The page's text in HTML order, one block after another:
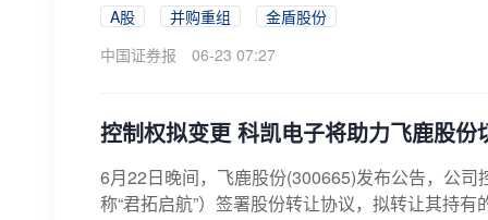
A股 并购重组
金盾股份
中国证券报
06-23 07:27
控制权拟变更 科凯电子将助力飞鹿股份
6月22日晚间，飞鹿股份(300665)发布公告，公
称“君拓启航”）签署股份转让协议，拟转让其持